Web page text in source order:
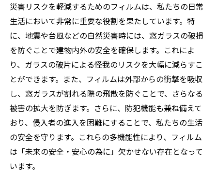
要性
飛散防止フィルムが与える安心感とその影
響
日常の安全と未来の安心を支えるフィルムの防
犯機能
防犯フィルムの基本機能と利点
日常生活で防犯フィルムが役立つシーン
防犯フィルムで未来の安全を確保する方法
窓ガラスフィルムによる防犯対策の効果
防犯フィルムがもたらす安心感の向上
災害リスクを軽減するためのフィルムは、私たちの日常
生活において非常に重要な役割を果たしています。特
に、地震や台風などの自然災害時には、窓ガラスの破損
を防ぐことで建物内外の安全を確保します。これによ
り、ガラスの破片による怪我のリスクを大幅に減らすこ
とができます。また、フィルムは外部からの衝撃を吸収
し、窓ガラスが割れる際の飛散を防ぐことで、さらなる
被害の拡大を防ぎます。さらに、防犯機能も兼ね備えて
おり、侵入者の進入を困難にすることで、私たちの生活
の安全を守ります。これらの多機能性により、フィルム
は「未来の安全・安心の為に」欠かせない存在となって
います。